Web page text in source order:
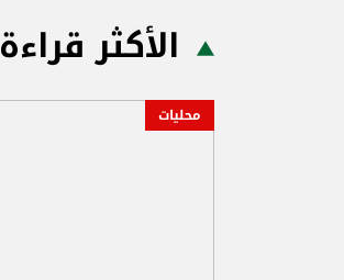
الأكثر قراءة
محليات